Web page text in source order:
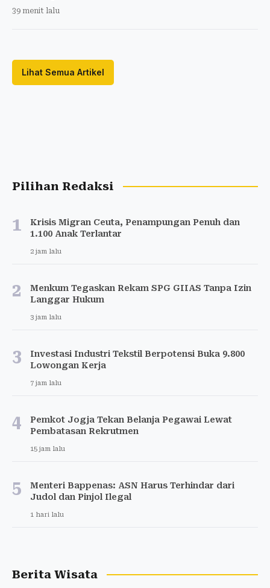
39 menit lalu
Lihat Semua Artikel
Pilihan Redaksi
1
Krisis Migran Ceuta, Penampungan Penuh dan
1.100 Anak Terlantar
2 jam lalu
2
Menkum Tegaskan Rekam SPG GIIAS Tanpa Izin
Langgar Hukum
3 jam lalu
3
Investasi Industri Tekstil Berpotensi Buka 9.800
Lowongan Kerja
7 jam lalu
4
Pemkot Jogja Tekan Belanja Pegawai Lewat
Pembatasan Rekrutmen
15 jam lalu
5
Menteri Bappenas: ASN Harus Terhindar dari
Judol dan Pinjol Ilegal
1 hari lalu
Berita Wisata